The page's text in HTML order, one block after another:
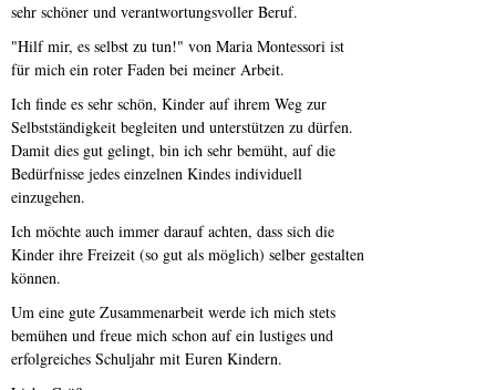
sehr schöner und verantwortungsvoller Beruf.
"Hilf mir, es selbst zu tun!" von Maria Montessori ist
für mich ein roter Faden bei meiner Arbeit.
Ich finde es sehr schön, Kinder auf ihrem Weg zur
Selbstständigkeit begleiten und unterstützen zu dürfen.
Damit dies gut gelingt, bin ich sehr bemüht, auf die
Bedürfnisse jedes einzelnen Kindes individuell
einzugehen.
Ich möchte auch immer darauf achten, dass sich die
Kinder ihre Freizeit (so gut als möglich) selber gestalten
können.
Um eine gute Zusammenarbeit werde ich mich stets
bemühen und freue mich schon auf ein lustiges und
erfolgreiches Schuljahr mit Euren Kindern.